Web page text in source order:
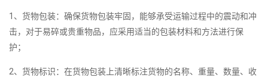
1、货物包装：确保货物包装牢固，能够承受运输过程中的震动和冲
击，对于易碎或贵重物品，应采用适当的包装材料和方法进行保
护；
2、货物标识：在货物包装上清晰标注货物的名称、重量、数量、收